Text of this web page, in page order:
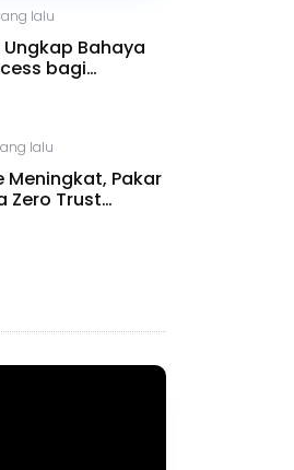
lalu
Bahaya
bagi
lalu
Meningkat, Pakar
Zero Trust